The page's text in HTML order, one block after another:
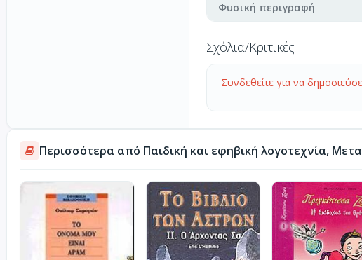
Φυσική περιγραφή
Σχόλια/Κριτικές
Συνδεθείτε για να
Περισσότερα από Παιδική και εφηβική λογοτεχνία,